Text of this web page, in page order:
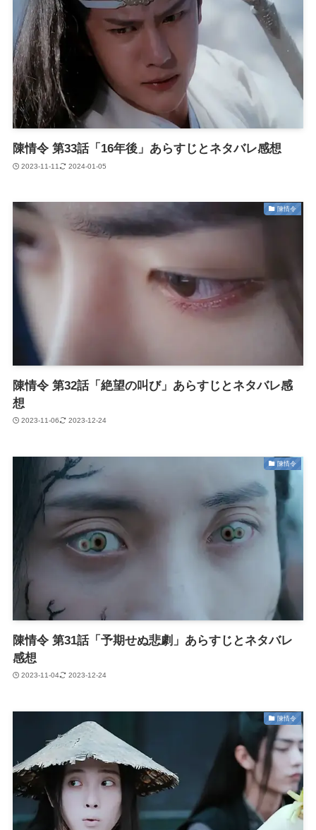
陳情令 第33話「16年後」あらすじとネタバレ感想
2023-11-11 2024-01-05
陳情令
陳情令 第32話「絶望の叫び」あらすじとネタバレ感
想
2023-11-06 2023-12-24
陳情令
陳情令 第31話「予期せぬ悲劇」あらすじとネタバレ
感想
2023-11-04 2023-12-24
陳情令